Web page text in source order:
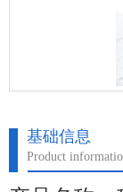
基础信息
Product